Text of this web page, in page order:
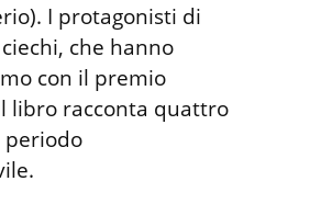
I protagonisti di
che hanno
con il premio
libro racconta quattro
periodo